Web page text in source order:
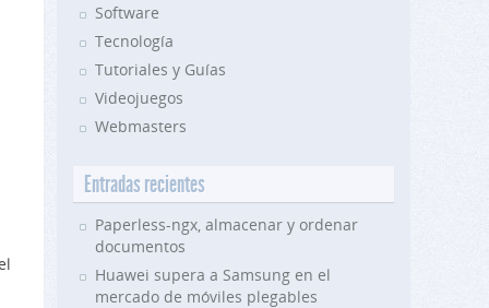
Software
Tecnología
Tutoriales y Guías
Videojuegos
Webmasters
Entradas recientes
Paperless-ngx, almacenar y ordenar
documentos
Huawei supera a Samsung en el
mercado de móviles plegables